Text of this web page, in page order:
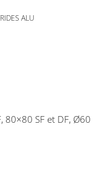
ALU
80×80 SF et DF, Ø60